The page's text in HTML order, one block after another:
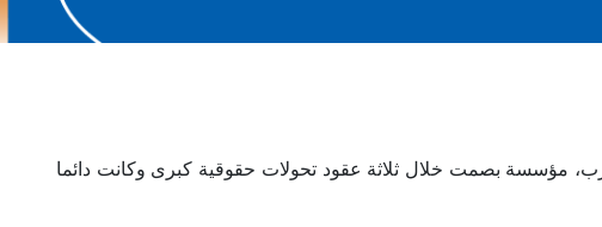
الوطنية لحقوق الإنسان بالمغرب، مؤسسة بصمت خلال ثلاثة عقود تحولات حقوقية كبرى وكانت دائما